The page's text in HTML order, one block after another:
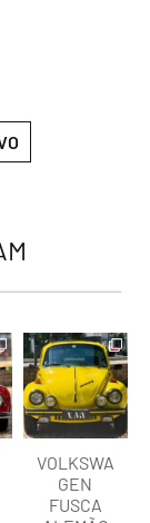
lart.br
Ago 8
VOLKSWA
GEN
FUSCA